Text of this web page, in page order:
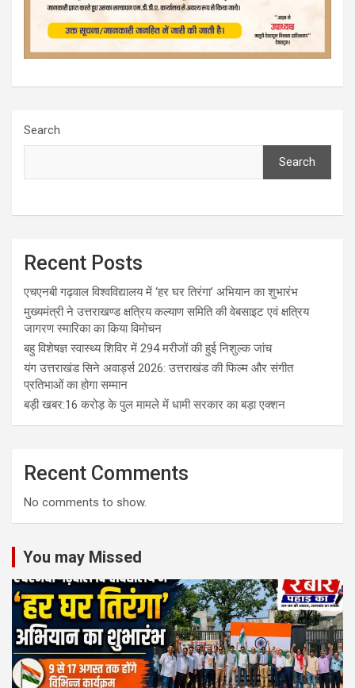
Search
Search
Recent Posts
एचएनबी गढ़वाल विश्वविद्यालय में ‘हर घर तिरंगा’ अभियान का शुभारंभ
मुख्यमंत्री ने उत्तराखण्ड क्षत्रिय कल्याण समिति की वेबसाइट एवं क्षत्रिय
जागरण स्मारिका का किया विमोचन
बहु विशेषज्ञ स्वास्थ्य शिविर में 294 मरीजों की हुई निशुल्क जांच
यंग उत्तराखंड सिने अवार्ड्स 2026: उत्तराखंड की फिल्म और संगीत
प्रतिभाओं का होगा सम्मान
बड़ी खबर:16 करोड़ के पुल मामले में धामी सरकार का बड़ा एक्शन
Recent Comments
No comments to show.
You may Missed